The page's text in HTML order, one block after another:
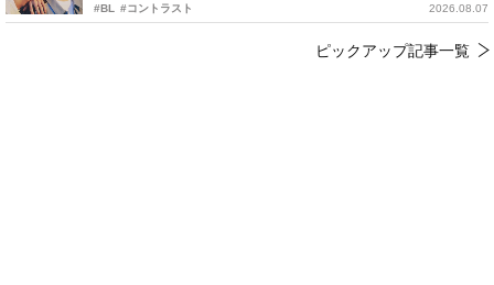
#BL #コントラスト 2026.08.07
ピックアップ記事一覧